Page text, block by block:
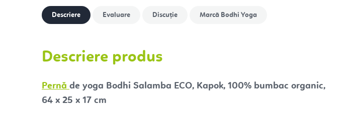
Descriere Evaluare Discuţie Marcă Bodhi Yoga
Descriere produs
Pernă de yoga Bodhi Salamba ECO, Kapok, 100% bumbac organic,
64 x 25 x 17 cm